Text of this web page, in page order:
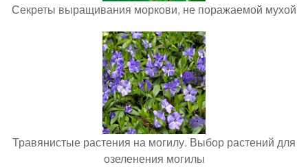
Секреты выращивания моркови, не поражаемой мухой
Травянистые растения на могилу. Выбор растений для
озеленения могилы